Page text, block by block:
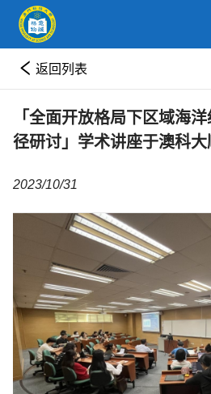
返回列表
「全面开放格局下区域海
径研讨」学术讲座于澳科
2023/10/31